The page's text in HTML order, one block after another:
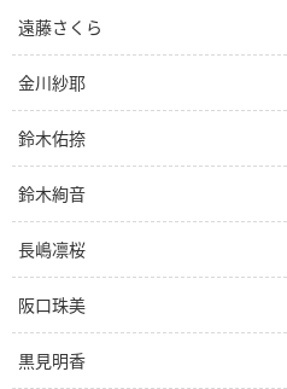
遠藤さくら
金川紗耶
鈴木佑捺
鈴木絢音
長嶋凛桜
阪口珠美
黒見明香